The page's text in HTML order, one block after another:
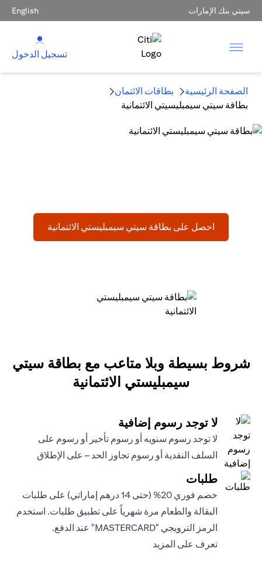
سيتي بنك الإمارات English
تسجيل الدخول
الصفحة الرئيسية
بطاقات الائتمان
بطاقة سيتي سيمبليسيتي الائتمانية
احصل على بطاقة سيتي سيمبليستي الائتمانية
شروط بسيطة وبلا متاعب مع بطاقة سيتي
سيمبليستي الائتمانية
لا توجد رسوم إضافية
لا توجد رسوم سنويه أو رسوم تأخير أو رسوم على
السلف النقدية أو رسوم تجاوز الحد – على الإطلاق
طلبات
خصم فوري 20% (حتى 14 درهم إماراتي) على طلبات
البقالة والطعام مرة شهرياً على تطبيق طلبات. استخدم
الرمز الترويجي "MASTERCARD" عند الدفع.
تعرف على المزيد